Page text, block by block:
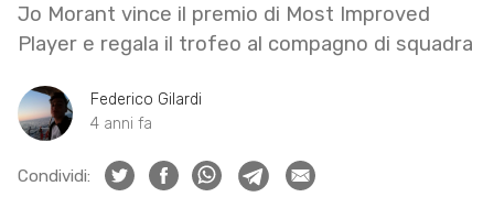
Jo Morant vince il premio di Most Improved
Player e regala il trofeo al compagno di squadra
Federico Gilardi
4 anni fa
Condividi: